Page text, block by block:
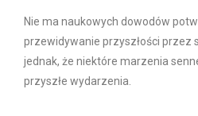
Nie ma naukowych dowodów
przewidywanie przyszłości przez
jednak, że niektóre marzenia
przyszłe wydarzenia.